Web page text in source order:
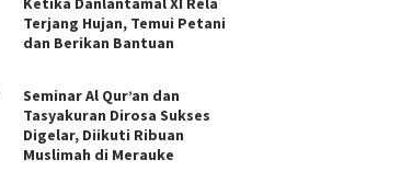
Terjang Hujan, Temui Petani
dan Berikan Bantuan
Seminar Al Qur’an dan
Tasyakuran Dirosa Sukses
Digelar, Diikuti Ribuan
Muslimah di Merauke